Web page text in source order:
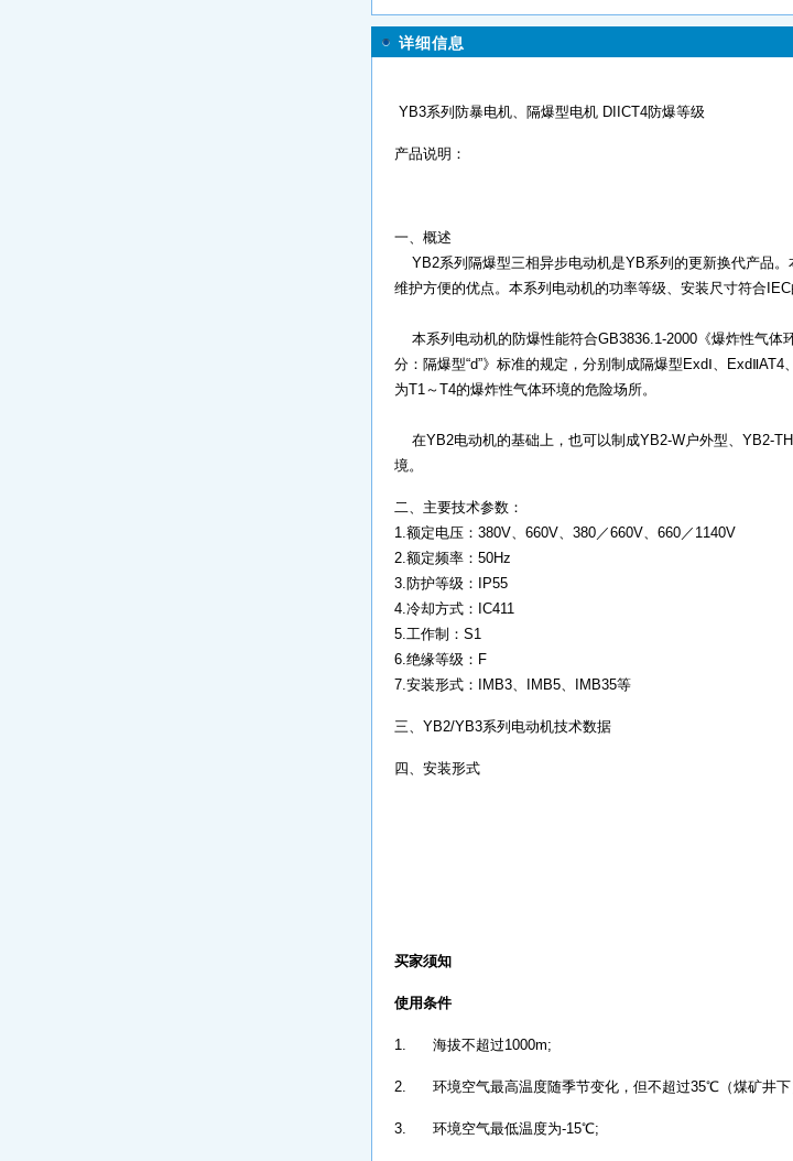
详细信息
YB3系列防暴电机、隔爆型电机 DIICT4防爆等级
产品说明：
一、概述
YB2系列隔爆型三相异步电动机是YB系列的更新换代产品
维护方便的优点。本系列电动机的功率等级、安装尺寸符合IEC
本系列电动机的防爆性能符合GB3836.1-2000《爆炸性气体
分：隔爆型“d”》标准的规定，分别制成隔爆型ExdⅠ、
为T1～T4的爆炸性气体环境的危险场所。
在YB2电动机的基础上，也可以制成YB2-W户外型、YB2-
境。
二、主要技术参数：
1.额定电压：380V、660V、380／660V、660／1140V
2.额定频率：50Hz
3.防护等级：IP55
4.冷却方式：IC411
5.工作制：S1
6.绝缘等级：F
7.安装形式：IMB3、IMB5、IMB35等
三、YB2/YB3系列电动机技术数据
四、安装形式
买家须知
使用条件
1. 海拔不超过1000m;
2. 环境空气最高温度随季节变化，但不超过35℃（煤矿井下
3. 环境空气最低温度为-15℃;